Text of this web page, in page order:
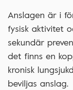
Anslagen är i
fysisk aktivitet
sekundär
det finns en
kronisk
beviljas anslag.